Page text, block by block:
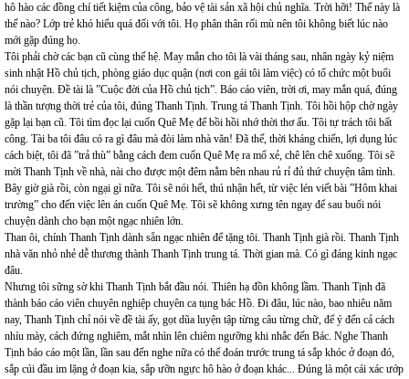
hô hào các đồng chí tiết kiệm của công, bảo vệ tài sản xã hội chủ nghĩa. Trời hỡi! Thế này là
thế nào? Lớp trẻ khó hiểu quá đối với tôi. Họ phân thân rối mù nên tôi không biết lúc nào
mới gặp đúng họ.
Tôi phải chờ các bạn cũ cùng thế hệ. May mắn cho tôi là vài tháng sau, nhân ngày kỷ niệm
sinh nhật Hồ chủ tịch, phòng giáo dục quận (nơi con gái tôi làm việc) có tổ chức một buổi
nói chuyện. Đề tài là ”Cuộc đời của Hồ chủ tịch”. Báo cáo viên, trời ơi, may mắn quá, đúng
là thần tượng thời trẻ của tôi, đúng Thanh Tịnh. Trung tá Thanh Tịnh. Tôi hồi hộp chờ ngày
gặp lại bạn cũ. Tôi tìm đọc lại cuốn Quê Mẹ để bồi hồi nhớ thời thơ ấu. Tôi tự trách tôi bất
công. Tài ba tôi đâu có ra gì đâu mà đòi làm nhà văn! Đã thế, thời kháng chiến, lợi dụng lúc
cách biệt, tôi đã ”trả thù” bằng cách đem cuốn Quê Mẹ ra mổ xẻ, chê lên chê xuống. Tôi sẽ
mời Thanh Tịnh về nhà, nài cho được một đêm nằm bên nhau rủ rỉ đủ thứ chuyện tâm tình.
Bây giờ già rồi, còn ngại gì nữa. Tôi sẽ nói hết, thú nhận hết, từ việc lén viết bài ”Hôm khai
trường” cho đến việc lên án cuốn Quê Mẹ. Tôi sẽ không xưng tên ngay để sau buổi nói
chuyện dành cho bạn một ngạc nhiên lớn.
Than ôi, chính Thanh Tịnh dành sẵn ngạc nhiên để tặng tôi. Thanh Tịnh già rồi. Thanh Tịnh
nhà văn nhỏ nhẻ dễ thương thành Thanh Tịnh trung tá. Thời gian mà. Có gì đáng kinh ngạc
đâu.
Nhưng tôi sững sờ khi Thanh Tịnh bắt đầu nói. Thiên hạ đồn không lầm. Thanh Tịnh đã
thành báo cáo viên chuyên nghiệp chuyên ca tụng bác Hồ. Đi đâu, lúc nào, bao nhiêu năm
nay, Thanh Tịnh chỉ nói về đề tài ấy, gọt dũa luyện tập từng câu từng chữ, để ý đến cả cách
nhíu mày, cách đứng nghiêm, mắt nhìn lên chiêm ngưỡng khi nhắc đến Bác. Nghe Thanh
Tịnh báo cáo một lần, lần sau đến nghe nữa có thể đoán trước trung tá sắp khóc ở đoạn đó,
sắp cúi đầu im lặng ở đoạn kia, sắp ưỡn ngực hô hào ở đoạn khác... Đúng là một cái xác ướp